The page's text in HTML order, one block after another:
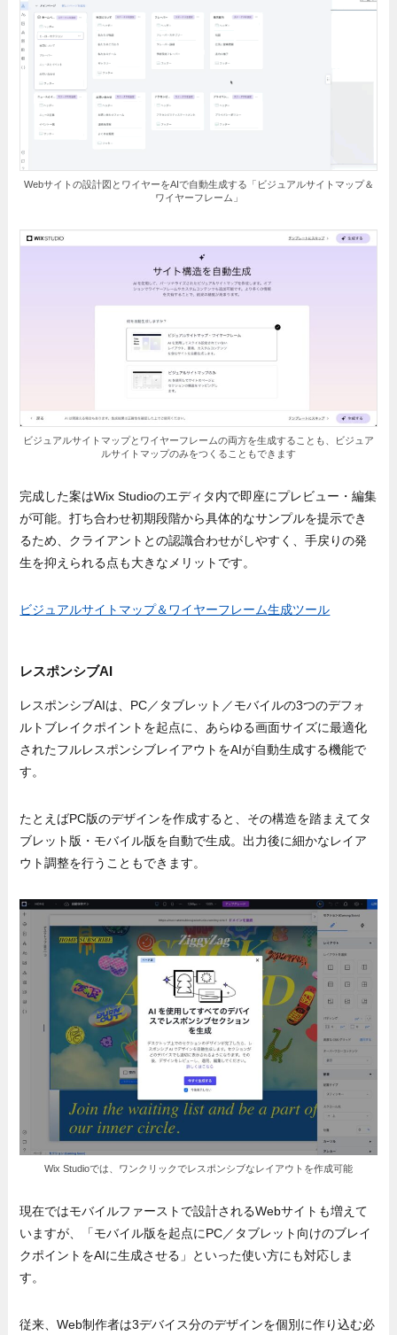
Webサイトの設計図とワイヤーをAIで自動生成する「ビジュアルサイトマップ＆
ワイヤーフレーム」
ビジュアルサイトマップとワイヤーフレームの両方を生成することも、ビジュア
ルサイトマップのみをつくることもできます
完成した案はWix Studioのエディタ内で即座にプレビュー・編集
が可能。打ち合わせ初期段階から具体的なサンプルを提示でき
るため、クライアントとの認識合わせがしやすく、手戻りの発
生を抑えられる点も大きなメリットです。
ビジュアルサイトマップ＆ワイヤーフレーム生成ツール
レスポンシブAI
レスポンシブAIは、PC／タブレット／モバイルの3つのデフォ
ルトブレイクポイントを起点に、あらゆる画面サイズに最適化
されたフルレスポンシブレイアウトをAIが自動生成する機能で
す。
たとえばPC版のデザインを作成すると、その構造を踏まえてタ
ブレット版・モバイル版を自動で生成。出力後に細かなレイア
ウト調整を行うこともできます。
Wix Studioでは、ワンクリックでレスポンシブなレイアウトを作成可能
現在ではモバイルファーストで設計されるWebサイトも増えて
いますが、「モバイル版を起点にPC／タブレット向けのブレイ
クポイントをAIに生成させる」といった使い方にも対応しま
す。
従来、Web制作者は3デバイス分のデザインを個別に作り込む必